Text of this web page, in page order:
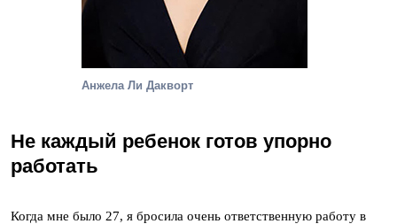
Анжела Ли Дакворт
Не каждый ребенок готов упорно
работать
Когда мне было 27, я бросила очень ответственную работу в